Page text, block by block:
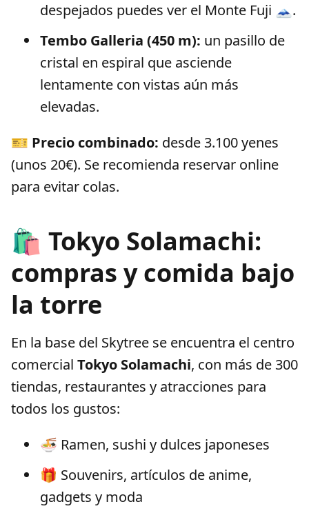
despejados puedes ver el Monte Fuji 🗻.
Tembo Galleria (450 m): un pasillo de
cristal en espiral que asciende
lentamente con vistas aún más
elevadas.
🎫 Precio combinado: desde 3.100 yenes
(unos 20€). Se recomienda reservar online
para evitar colas.
🛍️ Tokyo Solamachi:
compras y comida bajo
la torre
En la base del Skytree se encuentra el centro
comercial Tokyo Solamachi, con más de 300
tiendas, restaurantes y atracciones para
todos los gustos:
🍜 Ramen, sushi y dulces japoneses
🎁 Souvenirs, artículos de anime,
gadgets y moda